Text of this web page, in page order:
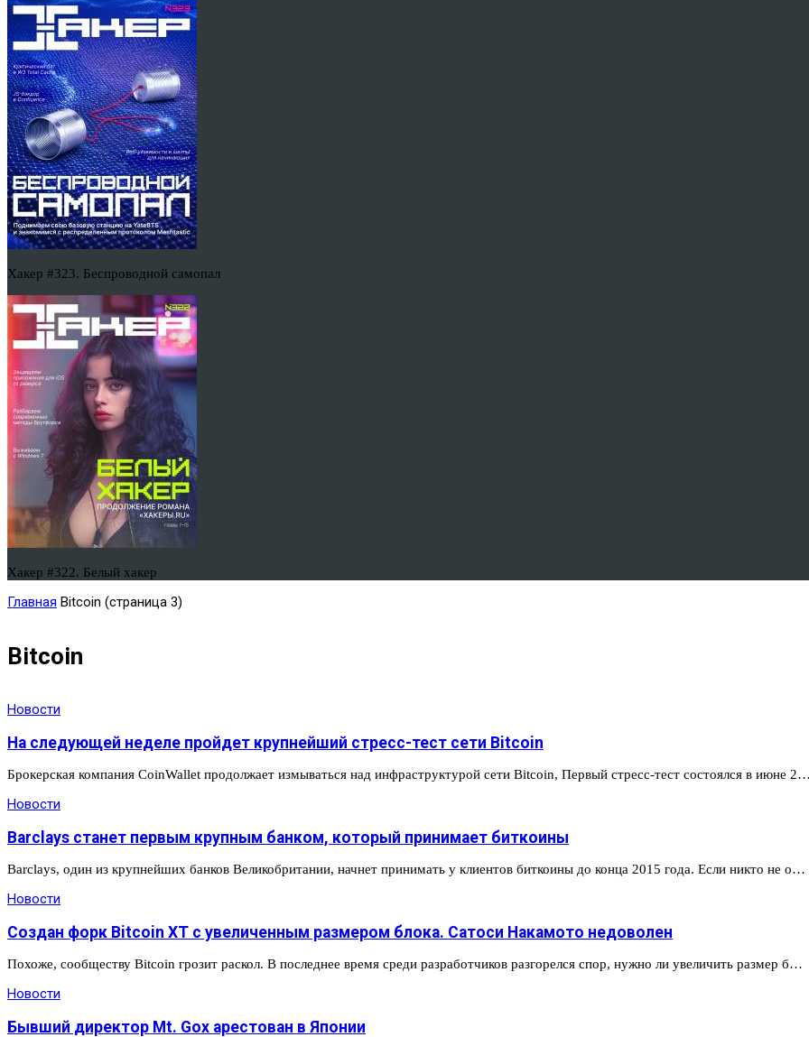
Хакер #323. Беспроводной самопал
Хакер #322. Белый хакер
Главная Bitcoin (страница 3)
Bitcoin
Новости
На следующей неделе пройдет крупнейший стресс-тест сети Bitcoin
Брокерская компания CoinWallet продолжает измываться над инфраструктурой сети Bitcoin, Первый стресс-тест состоялся в июне
Новости
Barclays станет первым крупным банком, который принимает биткоины
Barclays, один из крупнейших банков Великобритании, начнет принимать у клиентов биткоины до конца 2015 года. Если никто не о…
Новости
Создан форк Bitcoin XT с увеличенным размером блока. Сатоси Накамото недоволен
Похоже, сообществу Bitcoin грозит раскол. В последнее время среди разработчиков разгорелся спор, нужно ли увеличить размер б…
Новости
Бывший директор Mt. Gox арестован в Японии